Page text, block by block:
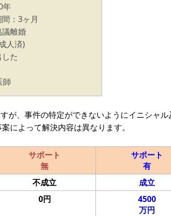
年
：3ヶ月
離婚
人済)
た
師
が、事件の特定ができないようにイニシャル
によって解決内容は異なります。
サポート
無
サポート
有
不成立 成立
0円
4500
万円